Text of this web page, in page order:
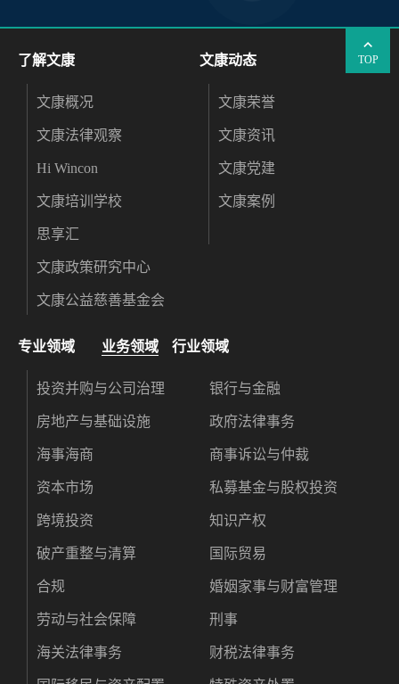
TOP
了解文康
文康概况
文康法律观察
Hi Wincon
文康培训学校
思享汇
文康政策研究中心
文康公益慈善基金会
专业领域 业务领域 行业领域
投资并购与公司治理 银行与金融
房地产与基础设施 政府法律事务
海事海商 商事诉讼与仲裁
资本市场 私募基金与股权投资
跨境投资 知识产权
破产重整与清算 国际贸易
合规 婚姻家事与财富管理
劳动与社会保障 刑事
海关法律事务 财税法律事务
文康动态
文康荣誉
文康资讯
文康党建
文康案例